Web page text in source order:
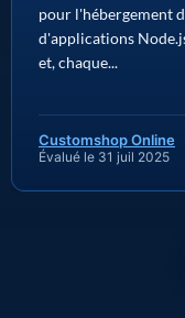
pour l'hébergement
d'applications
et, chaque...
Customshop Online
Évalué le 31 juil 2025